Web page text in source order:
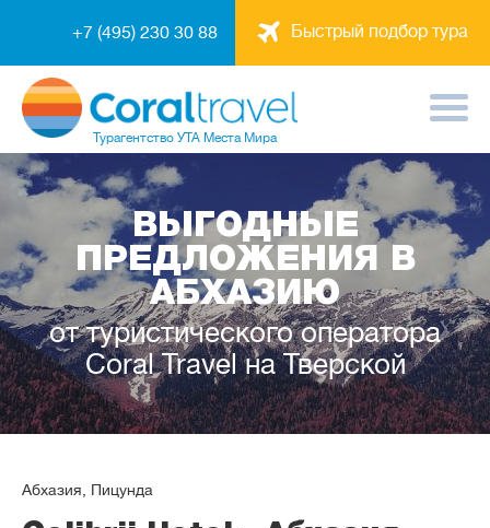
Быстрый подбор тура
+7 (495) 230 30 88
Турагентство УТА Места Мира
ВЫГОДНЫЕ
ПРЕДЛОЖЕНИЯ В
АБХАЗИЮ
от туристического оператора
Coral Travel на Тверской
Абхазия, Пицунда